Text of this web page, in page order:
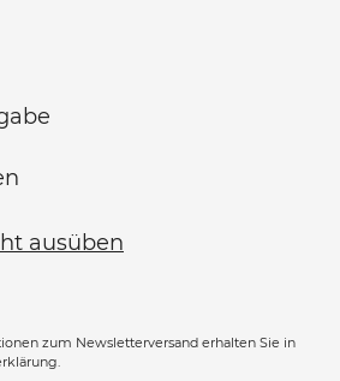
ausüben
zum Newsletterversand erhalten Sie in